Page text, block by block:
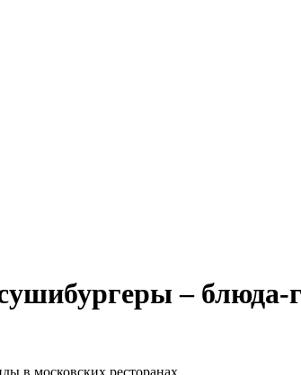
– блюда-